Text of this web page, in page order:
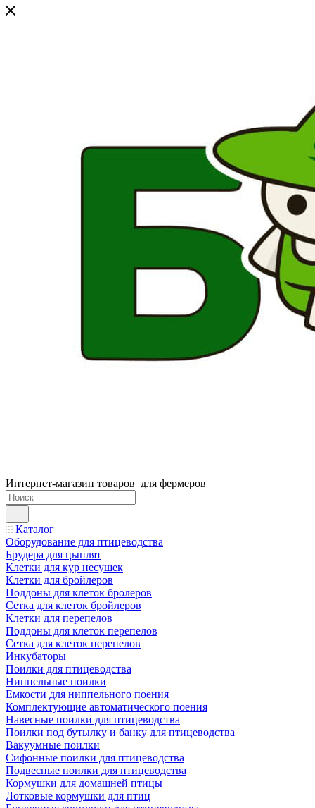
Интернет-магазин товаров для фермеров
Каталог
Оборудование для птицеводства
Брудера для цыплят
Клетки для кур несушек
Клетки для бройлеров
Поддоны для клеток бролеров
Сетка для клеток бройлеров
Клетки для перепелов
Поддоны для клеток перепелов
Сетка для клеток перепелов
Инкубаторы
Поилки для птицеводства
Ниппельные поилки
Емкости для ниппельного поения
Комплектующие автоматического поения
Навесные поилки для птицеводства
Поилки под бутылку и банку для птицеводства
Вакуумные поилки
Сифонные поилки для птицеводства
Подвесные поилки для птицеводства
Кормушки для домашней птицы
Лотковые кормушки для птиц